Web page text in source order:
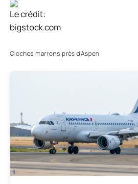
Le crédit:
bigstock.com
Cloches marrons près d’Aspen